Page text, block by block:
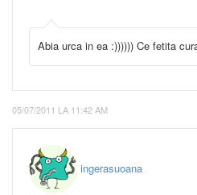
Abia urca in ea :)))))) Ce fetita
05/07/2011 LA 11:42 AM
ingerasuoana